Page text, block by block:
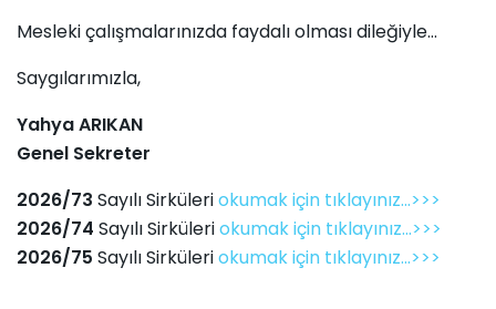
Mesleki çalışmalarınızda faydalı olması dileğiyle...
Saygılarımızla,
Yahya ARIKAN
Genel Sekreter
2026/73 Sayılı Sirküleriokumak için tıklayınız...>>>
2026/74 Sayılı Sirküleriokumak için tıklayınız...>>>
2026/75 Sayılı Sirküleriokumak için tıklayınız...>>>